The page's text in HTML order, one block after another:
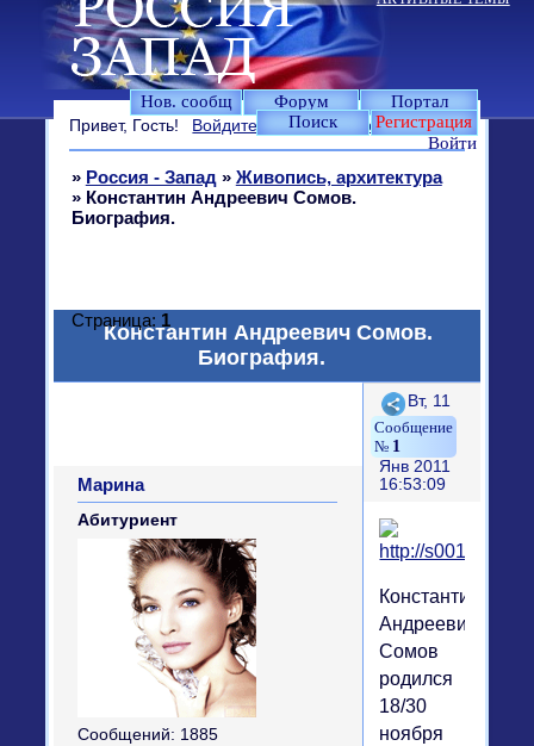
Нов. сообщ Форум
Портал
Поиск
Регистрация
Войти
Привет, Гость! Войдите илизарегистрируйтесь.
» Россия - Запад » Живопись, архитектура
» Константин Андреевич Сомов.
Биография.
Константин Андреевич Сомов.
Биография.
Страница: 1
Поделиться
1
Вт, 11
Янв 2011
16:53:09
Марина
Абитуриент
Сообщений: 1885
Константин
Андреевич
Сомов
родился
18/30
ноября